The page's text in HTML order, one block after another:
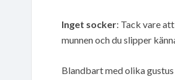
Inget socker: Tack vare
munnen och du slipper
Blandbart med olika gustus